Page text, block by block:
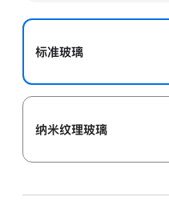
标准玻璃
纳米纹理玻璃